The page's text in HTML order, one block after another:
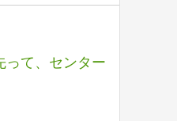
って、センター